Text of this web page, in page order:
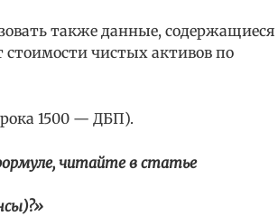
также данные, содержащиеся
стоимости чистых активов по
1500 — ДБП).
читайте в статье